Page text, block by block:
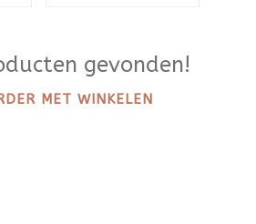
gevonden!
MET WINKELEN